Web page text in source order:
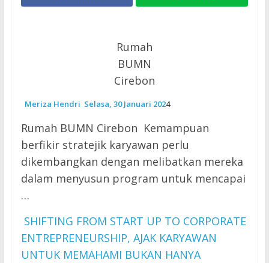
Rumah
BUMN
Cirebon
Meriza Hendri Selasa, 30 Januari 2024
Rumah BUMN Cirebon Kemampuan
berfikir stratejik karyawan perlu
dikembangkan dengan melibatkan mereka
dalam menyusun program untuk mencapai
…
SHIFTING FROM START UP TO CORPORATE
ENTREPRENEURSHIP, AJAK KARYAWAN
UNTUK MEMAHAMI BUKAN HANYA